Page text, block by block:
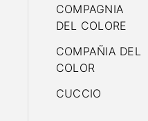
COMPAGNIA
DEL COLORE
COMPAÑIA DEL
COLOR
CUCCIO